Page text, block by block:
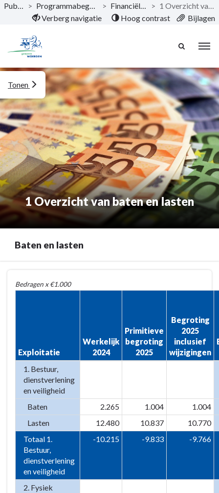
Naar hoofdinhoud
Publicaties > Programmabegroting 2026 - 2029 > Financiële begroting >
1 Overzicht van baten en lasten
Verberg navigatie
Hoog contrast Bijlagen
1 Overzicht van baten en lasten
Tonen
Baten en lasten
baten
Bedragen x €1.000
Exploitatie
Werkelijk
2024
Primitieve
begroting
2025
Begroting
2025
inclusief
wijzigingen
1. Bestuur,
dienstverlening
en veiligheid
Baten
2.265 1.004
1.004
Lasten
12.480 10.837
10.770
Totaal 1.
Bestuur,
dienstverlening
en veiligheid
-10.215 -9.833 -9.766
2. Fysiek